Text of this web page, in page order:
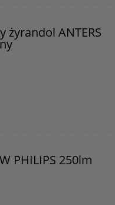
żyrandol ANTERS
PHILIPS 250lm